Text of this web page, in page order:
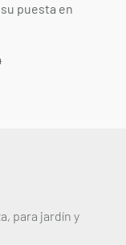
puesta en
para jardín y